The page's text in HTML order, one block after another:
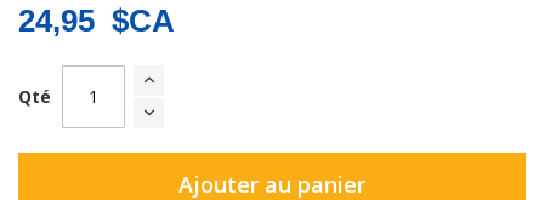
24,95 $CA
Qté
Ajouter au panier